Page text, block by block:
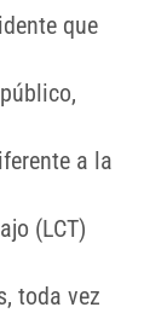
que
a la
(LCT)
toda vez